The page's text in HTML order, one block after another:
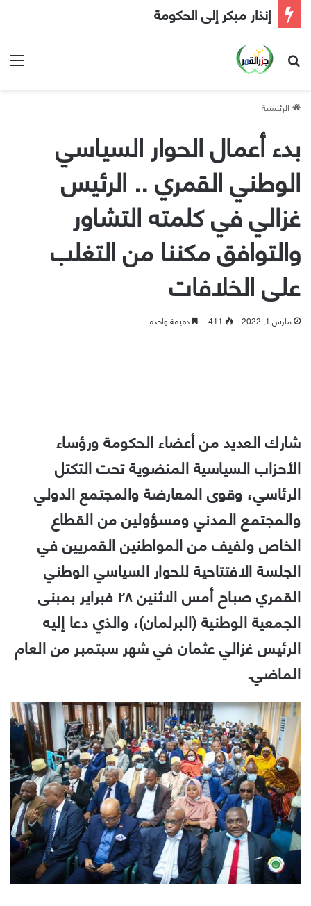
إنذار مبكر إلى الحكومة
بحث عن
الرئيسية
بدء أعمال الحوار السياسي
الوطني القمري .. الرئيس
غزالي في كلمته التشاور
والتوافق مكننا من التغلب
على الخلافات
مارس 1, 2022 411 دقيقة واحدة
شارك العديد من أعضاء الحكومة ورؤساء
الأحزاب السياسية المنضوية تحت التكتل
الرئاسي، وقوى المعارضة والمجتمع الدولي
والمجتمع المدني ومسؤولين من القطاع
الخاص ولفيف من المواطنين القمريين في
الجلسة الافتتاحية للحوار السياسي الوطني
القمري صباح أمس الاثنين ٢٨ فبراير بمبنى
الجمعية الوطنية (البرلمان)، والذي دعا إليه
الرئيس غزالي عثمان في شهر سبتمبر من العام
الماضي.